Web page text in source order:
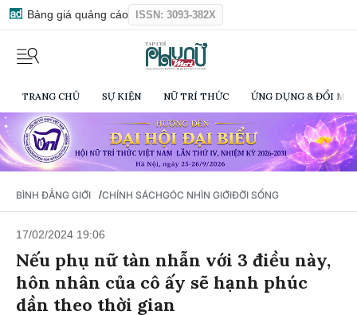
Bảng giá quảng cáo ISSN: 3093-382X
TRANG CHỦ SỰ KIỆN NỮ TRÍ THỨC ỨNG DỤNG & ĐỔI
BÌNH ĐẲNG GIỚI /CHÍNH SÁCHGÓC NHÌN GIỚIĐỜI SỐNG
17/02/2024 19:06
Nếu phụ nữ tàn nhẫn với 3 điều này,
hôn nhân của cô ấy sẽ hạnh phúc
dần theo thời gian